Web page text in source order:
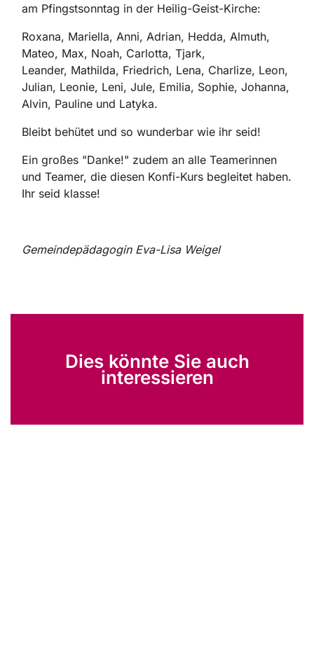
am Pfingstsonntag in der Heilig-Geist-Kirche:
Roxana, Mariella, Anni, Adrian, Hedda, Almuth,
Mateo, Max, Noah, Carlotta, Tjark,
Leander, Mathilda, Friedrich, Lena, Charlize, Leon,
Julian, Leonie, Leni, Jule, Emilia, Sophie, Johanna,
Alvin, Pauline und Latyka.
Bleibt behütet und so wunderbar wie ihr seid!
Ein großes "Danke!" zudem an alle Teamerinnen
und Teamer, die diesen Konfi-Kurs begleitet haben.
Ihr seid klasse!
Gemeindepädagogin Eva-Lisa Weigel
Dies könnte Sie auch
interessieren